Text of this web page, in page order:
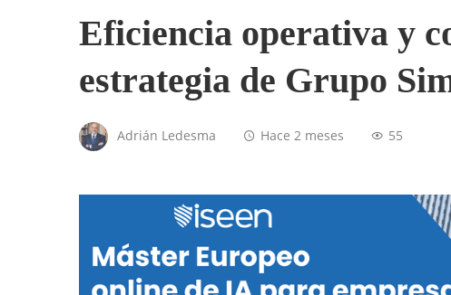
Eficiencia operativa y
estrategia de Grupo
Adrián Ledesma Hace 2 meses 55